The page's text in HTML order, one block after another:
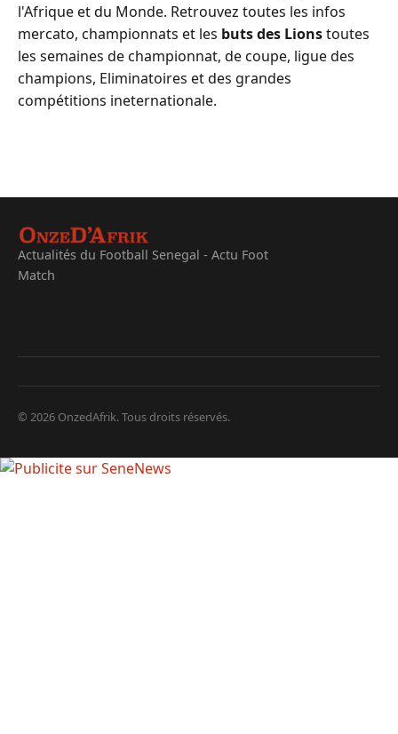
l'Afrique et du Monde. Retrouvez toutes les infos
mercato, championnats et les buts des Lionstoutes
les semaines de championnat, de coupe, ligue des
champions, Eliminatoires et des grandes
compétitions ineternationale.
Actualités du Football Senegal - Actu Foot
Match
© 2026 OnzedAfrik. Tous droits réservés.